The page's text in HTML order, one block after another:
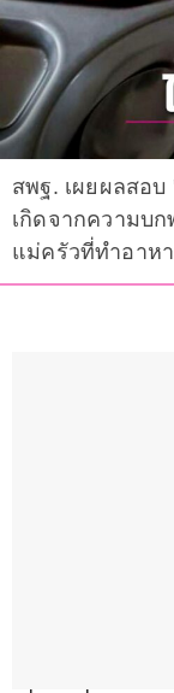
สพฐ. เผยผลสอ
เกิดจากความบก
แม่ครัวที่ทำอาห